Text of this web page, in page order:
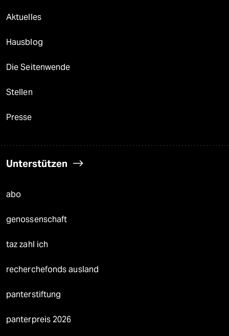
Aktuelles
Hausblog
Die Seitenwende
Stellen
Presse
Unterstützen
abo
genossenschaft
taz zahl ich
recherchefonds ausland
panterstiftung
panterpreis 2026